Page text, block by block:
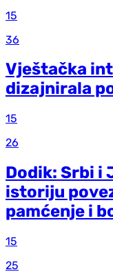
15
36
Vještačka
dizajnirala
15
26
Dodik: Srbi i
istoriju
pamćenje i
15
25